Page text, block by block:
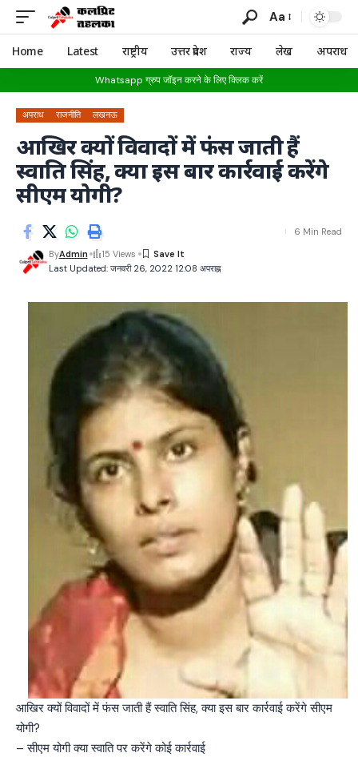
Aa
Home Latest राष्ट्रीय उत्तर प्रदेश राज्य लेख अपराध
Whatsapp ग्रुप जॉइन करने के लिए क्लिक करें
अपराध राजनीति लखनऊ
आखिर क्यों विवादों में फंस जाती हैं
स्वाति सिंह, क्या इस बार कार्रवाई करेंगे
सीएम योगी?
Last Updated: जनवरी 26, 2022 12:08 अपराह्न
ByAdmin 15 Views
6 Min Read
आखिर क्यों विवादों में फंस जाती हैं स्वाति सिंह, क्या इस बार कार्रवाई करेंगे सीएम
योगी?
– सीएम योगी क्या स्वाति पर करेंगे कोई कार्रवाई